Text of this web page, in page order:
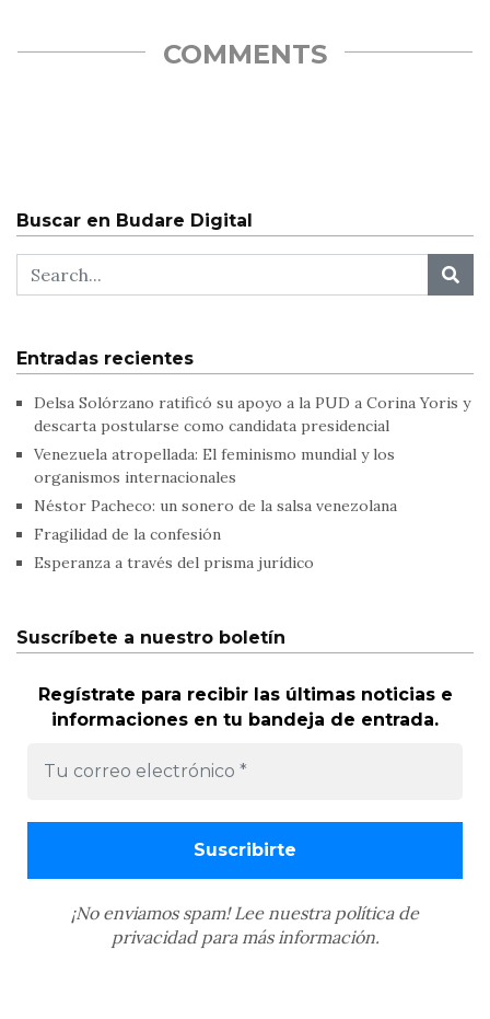
COMMENTS
Buscar en Budare Digital
Entradas recientes
Delsa Solórzano ratificó su apoyo a la PUD a Corina Yoris y
descarta postularse como candidata presidencial
Venezuela atropellada: El feminismo mundial y los
organismos internacionales
Néstor Pacheco: un sonero de la salsa venezolana
Fragilidad de la confesión
Esperanza a través del prisma jurídico
Suscríbete a nuestro boletín
Regístrate para recibir las últimas noticias e
informaciones en tu bandeja de entrada.
¡No enviamos spam! Lee nuestra política de
privacidadpara más información.